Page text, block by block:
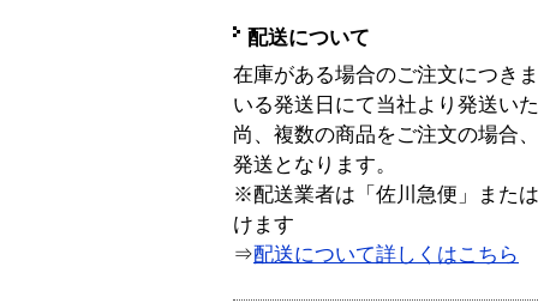
配送について
在庫がある場合のご注文につき
いる発送日にて当社より発送い
尚、複数の商品をご注文の場合
発送となります。
※配送業者は「佐川急便」また
けます
⇒配送について詳しくはこちら